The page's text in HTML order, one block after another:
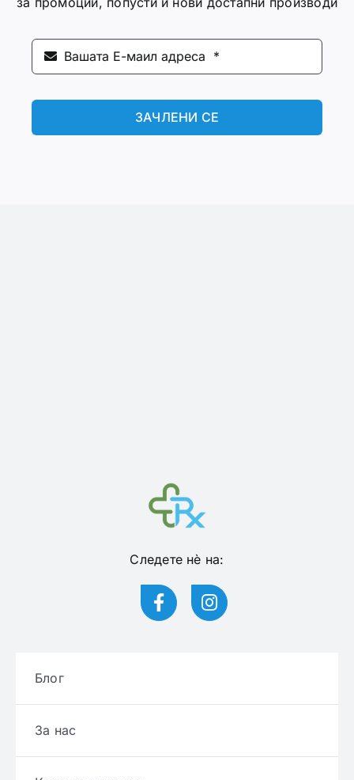
ЗАЧЛЕНИ СЕ
Следете нѐ на:
Блог
За нас